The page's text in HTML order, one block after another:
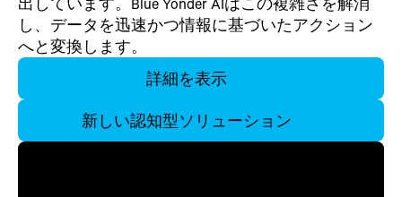
し、データを迅速かつ情報に基づいたアクション
へと変換します。
詳細を表示
新しい認知型ソリューション